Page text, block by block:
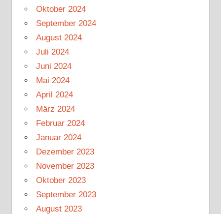
Oktober 2024
September 2024
August 2024
Juli 2024
Juni 2024
Mai 2024
April 2024
März 2024
Februar 2024
Januar 2024
Dezember 2023
November 2023
Oktober 2023
September 2023
August 2023